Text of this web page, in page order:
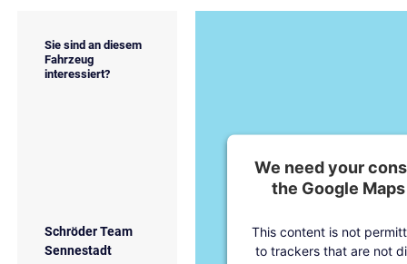
Sie sind an diesem
Fahrzeug
interessiert?
Schröder Team
Sennestadt
We need your
the Google
This content is not
to trackers that are not